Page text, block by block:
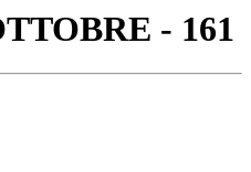
- 161